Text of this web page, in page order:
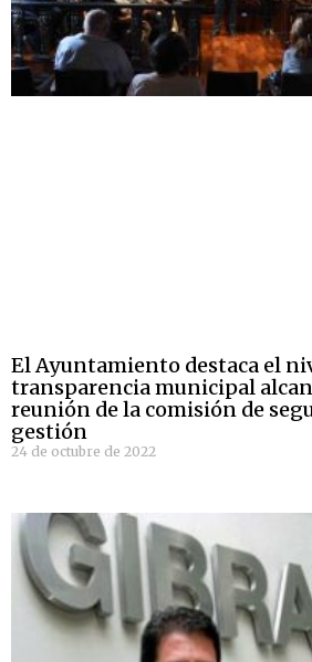
El Ayuntamiento destaca el
transparencia municipal
reunión de la comisión de
gestión
24 de octubre de 2022